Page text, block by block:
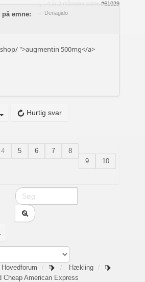
4 år 2 måneder siden
#61029
Denagido
på emne:
">augmentin 500mg</a>
Hurtig svar
4 5 6 7
8
9
10
Hovedforum
Hækling
Cheap American Express